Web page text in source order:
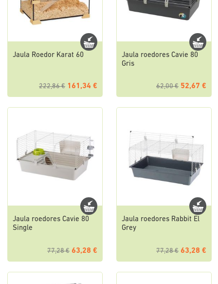
Jaula Roedor Karat 60
222,86 € 161,34 €
Jaula roedores Cavie 80
Gris
62,00 € 52,67 €
Jaula roedores Cavie 80
Single
77,28 € 63,28 €
Jaula roedores Rabbit El
Grey
77,28 € 63,28 €